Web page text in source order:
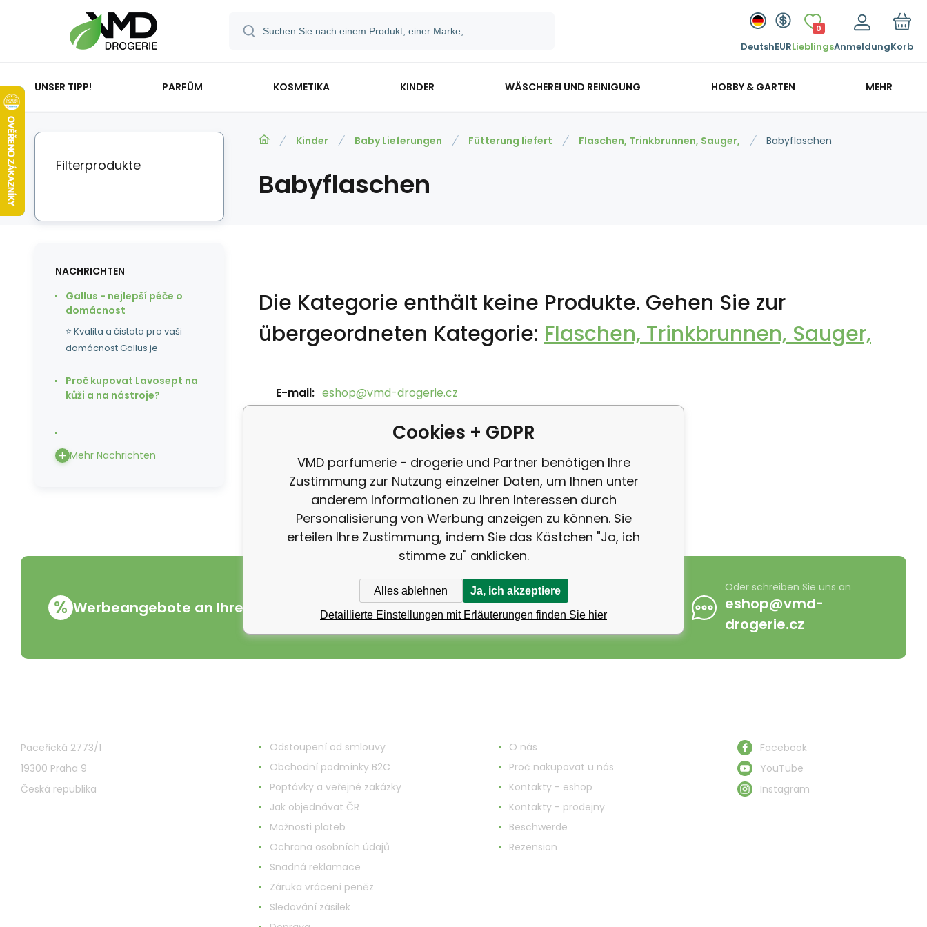
DeutshEUR
0
LieblingsAnmeldungKorb
UNSER TIPP! PARFÜM KOSMETIKA KINDER WÄSCHEREI UND REINIGUNG HOBBY & GARTEN MEHR
Kinder Baby Lieferungen Fütterung liefert Flaschen, Trinkbrunnen, Sauger, Babyflaschen
Babyflaschen
Die Kategorie enthält keine Produkte. Gehen Sie zur
übergeordneten Kategorie: Flaschen, Trinkbrunnen, Sauger,
E-mail: eshop@vmd-drogerie.cz
Filterprodukte
NACHRICHTEN
Gallus - nejlepší péče o
domácnost
⭐ Kvalita a čistota pro vaši
domácnost Gallus je
Proč kupovat Lavosept na
kůži a na nástroje?
Mehr Nachrichten
% Werbeangebote an Ihre E-Mail
748
Oder schreiben Sie uns an
eshop@vmd-
drogerie.cz
Paceřická 2773/1
19300 Praha 9
Česká republika
Odstoupení od smlouvy
Obchodní podmínky B2C
Poptávky a veřejné zakázky
Jak objednávat ČR
Možnosti plateb
Ochrana osobních údajů
Snadná reklamace
Záruka vrácení peněz
Sledování zásilek
O nás
Proč nakupovat u nás
Kontakty - eshop
Kontakty - prodejny
Beschwerde
Rezension
Facebook
YouTube
Instagram
Cookies + GDPR
VMD parfumerie - drogerie und Partner benötigen Ihre
Zustimmung zur Nutzung einzelner Daten, um Ihnen unter
anderem Informationen zu Ihren Interessen durch
Personalisierung von Werbung anzeigen zu können. Sie
erteilen Ihre Zustimmung, indem Sie das Kästchen "Ja, ich
stimme zu" anklicken.
Alles ablehnen Ja, ich akzeptiere
Detaillierte Einstellungen mit Erläuterungen finden Sie hier